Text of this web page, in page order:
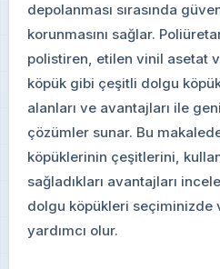
depolanması sırasında
korunmasını sağlar.
polistiren, etilen vinil asetat
köpük gibi çeşitli dolgu
alanları ve avantajları ile
çözümler sunar. Bu
köpüklerinin çeşitlerini,
sağladıkları avantajları
dolgu köpükleri seçiminizde
yardımcı olur.